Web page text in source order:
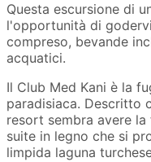
Questa escursione di
l'opportunità di
compreso, bevande
acquatici.
Il Club Med Kani è la
paradisiaca. Descritto
resort sembra avere
suite in legno che si
limpida laguna